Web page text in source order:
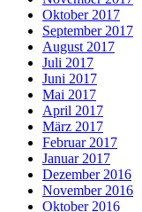
Oktober 2017
September 2017
August 2017
Juli 2017
Juni 2017
Mai 2017
April 2017
März 2017
Februar 2017
Januar 2017
Dezember 2016
November 2016
Oktober 2016